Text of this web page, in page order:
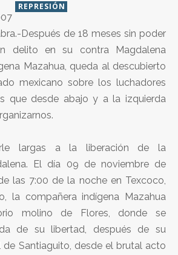
REPRESIÓN
Después de 18 meses sin poder
delito en su contra Magdalena
Mazahua, queda al descubierto
mexicano sobre los luchadores
que desde abajo y a la izquierda
largas a la liberación de la
El día 09 de noviembre de
las 7:00 de la noche en Texcoco,
la compañera indígena Mazahua
molino de Flores, donde se
de su libertad, después de su
Santiaguito, desde el brutal acto